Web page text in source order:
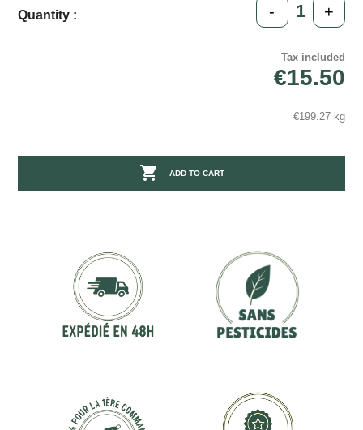
Quantity : - +
Tax included
€15.50
€199.27 kg
 ADD TO CART